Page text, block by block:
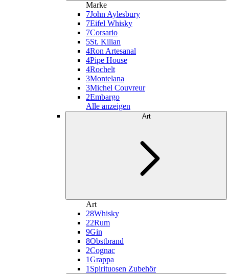
Marke
7John Aylesbury
7Eifel Whisky
7Corsario
5St. Kilian
4Ron Artesanal
4Pipe House
4Rochelt
3Montelana
3Michel Couvreur
2Embargo
Alle anzeigen
Art
Art
28Whisky
22Rum
9Gin
8Obstbrand
2Cognac
1Grappa
1 Spirituosen Zubehör